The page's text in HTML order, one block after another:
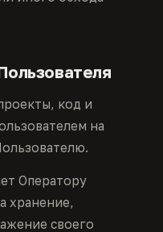
код и
на
Оператору
хранение,
своего